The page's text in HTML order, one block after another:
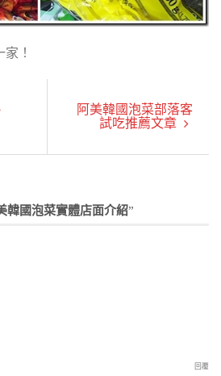
！
阿美韓國泡菜部落客
試吃推薦文章
韓國泡菜實體店面介紹”
回覆